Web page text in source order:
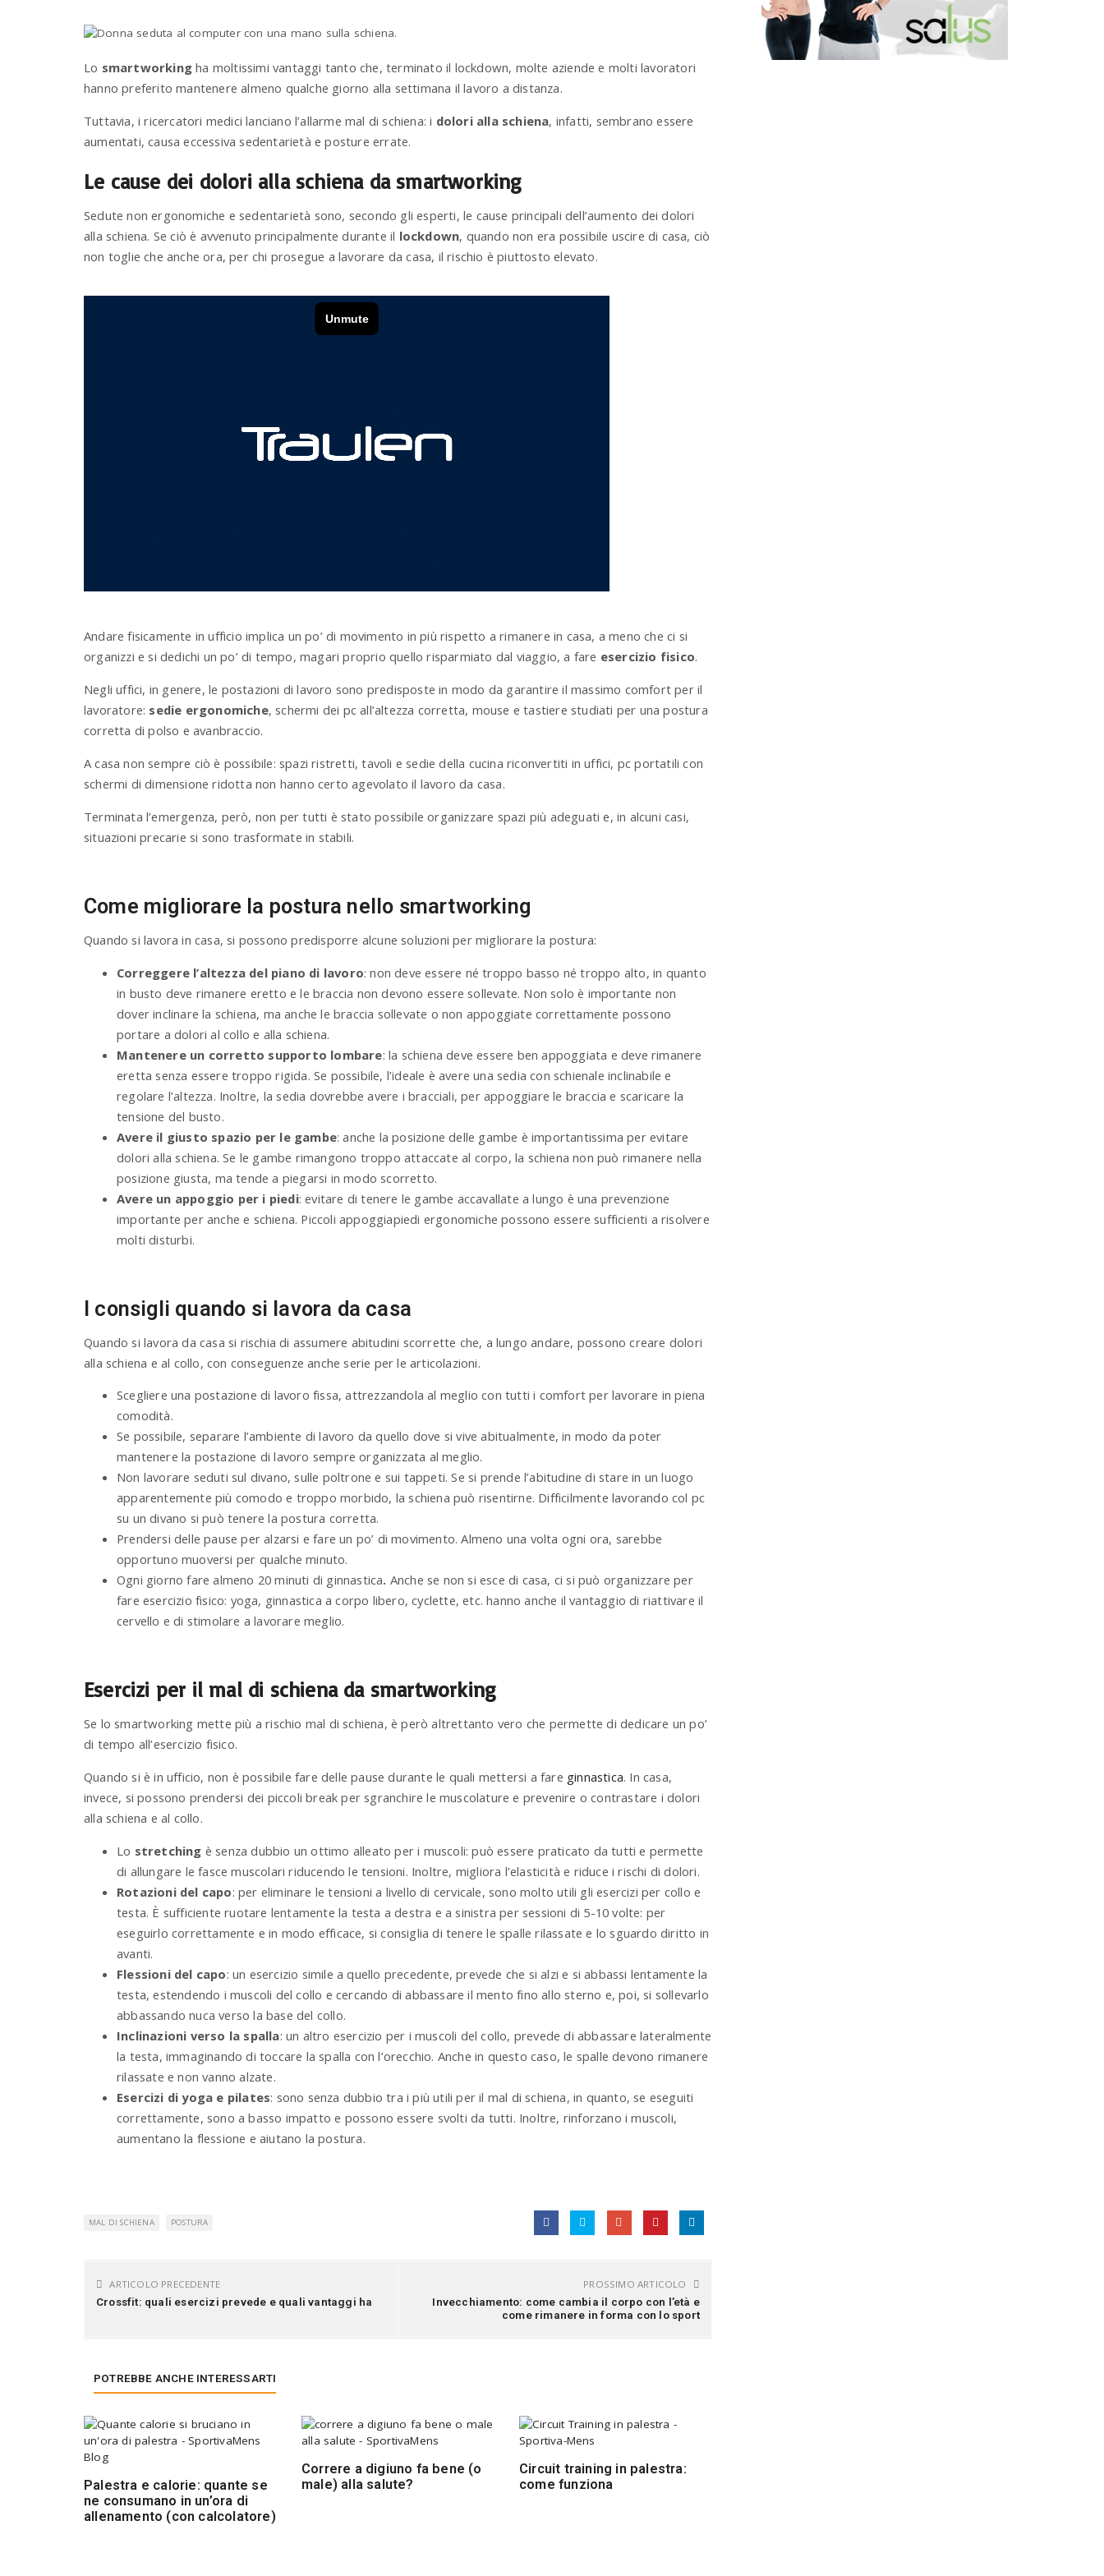
Lo smartworking ha moltissimi vantaggi tanto che, terminato il lockdown, molte aziende e molti lavoratori
hanno preferito mantenere almeno qualche giorno alla settimana il lavoro a distanza.
Tuttavia, i ricercatori medici lanciano l’allarme mal di schiena: i dolori alla schiena, infatti, sembrano essere
aumentati, causa eccessiva sedentarietà e posture errate.
Le cause dei dolori alla schiena da smartworking
Sedute non ergonomiche e sedentarietà sono, secondo gli esperti, le cause principali dell’aumento dei dolori
alla schiena. Se ciò è avvenuto principalmente durante il lockdown, quando non era possibile uscire di casa, ciò
non toglie che anche ora, per chi prosegue a lavorare da casa, il rischio è piuttosto elevato.
Andare fisicamente in ufficio implica un po’ di movimento in più rispetto a rimanere in casa, a meno che ci si
organizzi e si dedichi un po’ di tempo, magari proprio quello risparmiato dal viaggio, a fare esercizio fisico.
Negli uffici, in genere, le postazioni di lavoro sono predisposte in modo da garantire il massimo comfort per il
lavoratore: sedie ergonomiche, schermi dei pc all’altezza corretta, mouse e tastiere studiati per una postura
corretta di polso e avanbraccio.
A casa non sempre ciò è possibile: spazi ristretti, tavoli e sedie della cucina riconvertiti in uffici, pc portatili con
schermi di dimensione ridotta non hanno certo agevolato il lavoro da casa.
Terminata l’emergenza, però, non per tutti è stato possibile organizzare spazi più adeguati e, in alcuni casi,
situazioni precarie si sono trasformate in stabili.
Come migliorare la postura nello smartworking
Quando si lavora in casa, si possono predisporre alcune soluzioni per migliorare la postura:
Correggere l’altezza del piano di lavoro: non deve essere né troppo basso né troppo alto, in quanto
in busto deve rimanere eretto e le braccia non devono essere sollevate. Non solo è importante non
dover inclinare la schiena, ma anche le braccia sollevate o non appoggiate correttamente possono
portare a dolori al collo e alla schiena.
Mantenere un corretto supporto lombare: la schiena deve essere ben appoggiata e deve rimanere
eretta senza essere troppo rigida. Se possibile, l’ideale è avere una sedia con schienale inclinabile e
regolare l’altezza. Inoltre, la sedia dovrebbe avere i bracciali, per appoggiare le braccia e scaricare la
tensione del busto.
Avere il giusto spazio per le gambe: anche la posizione delle gambe è importantissima per evitare
dolori alla schiena. Se le gambe rimangono troppo attaccate al corpo, la schiena non può rimanere nella
posizione giusta, ma tende a piegarsi in modo scorretto.
Avere un appoggio per i piedi: evitare di tenere le gambe accavallate a lungo è una prevenzione
importante per anche e schiena. Piccoli appoggiapiedi ergonomiche possono essere sufficienti a risolvere
molti disturbi.
I consigli quando si lavora da casa
Quando si lavora da casa si rischia di assumere abitudini scorrette che, a lungo andare, possono creare dolori
alla schiena e al collo, con conseguenze anche serie per le articolazioni.
Scegliere una postazione di lavoro fissa, attrezzandola al meglio con tutti i comfort per lavorare in piena
comodità.
Se possibile, separare l’ambiente di lavoro da quello dove si vive abitualmente, in modo da poter
mantenere la postazione di lavoro sempre organizzata al meglio.
Non lavorare seduti sul divano, sulle poltrone e sui tappeti. Se si prende l’abitudine di stare in un luogo
apparentemente più comodo e troppo morbido, la schiena può risentirne. Difficilmente lavorando col pc
su un divano si può tenere la postura corretta.
Prendersi delle pause per alzarsi e fare un po’ di movimento. Almeno una volta ogni ora, sarebbe
opportuno muoversi per qualche minuto.
Ogni giorno fare almeno 20 minuti di ginnastica. Anche se non si esce di casa, ci si può organizzare per
fare esercizio fisico: yoga, ginnastica a corpo libero, cyclette, etc. hanno anche il vantaggio di riattivare il
cervello e di stimolare a lavorare meglio.
Esercizi per il mal di schiena da smartworking
Se lo smartworking mette più a rischio mal di schiena, è però altrettanto vero che permette di dedicare un po’
di tempo all’esercizio fisico.
Quando si è in ufficio, non è possibile fare delle pause durante le quali mettersi a fare ginnastica. In casa,
invece, si possono prendersi dei piccoli break per sgranchire le muscolature e prevenire o contrastare i dolori
alla schiena e al collo.
Lo stretching è senza dubbio un ottimo alleato per i muscoli: può essere praticato da tutti e permette
di allungare le fasce muscolari riducendo le tensioni. Inoltre, migliora l’elasticità e riduce i rischi di dolori.
Rotazioni del capo: per eliminare le tensioni a livello di cervicale, sono molto utili gli esercizi per collo e
testa. È sufficiente ruotare lentamente la testa a destra e a sinistra per sessioni di 5-10 volte: per
eseguirlo correttamente e in modo efficace, si consiglia di tenere le spalle rilassate e lo sguardo diritto in
avanti.
Flessioni del capo: un esercizio simile a quello precedente, prevede che si alzi e si abbassi lentamente la
testa, estendendo i muscoli del collo e cercando di abbassare il mento fino allo sterno e, poi, si sollevarlo
abbassando nuca verso la base del collo.
Inclinazioni verso la spalla: un altro esercizio per i muscoli del collo, prevede di abbassare lateralmente
la testa, immaginando di toccare la spalla con l’orecchio. Anche in questo caso, le spalle devono rimanere
rilassate e non vanno alzate.
Esercizi di yoga e pilates: sono senza dubbio tra i più utili per il mal di schiena, in quanto, se eseguiti
correttamente, sono a basso impatto e possono essere svolti da tutti. Inoltre, rinforzano i muscoli,
aumentano la flessione e aiutano la postura.
MAL DI SCHIENA POSTURA
ARTICOLO PRECEDENTE
Crossfit: quali esercizi prevede e quali vantaggi ha
PROSSIMO ARTICOLO
Invecchiamento: come cambia il corpo con l’età e
come rimanere in forma con lo sport
POTREBBE ANCHE INTERESSARTI
Palestra e calorie: quante se
ne consumano in un’ora di
allenamento (con calcolatore)
Correre a digiuno fa bene (o
male) alla salute?
Circuit training in palestra:
come funziona